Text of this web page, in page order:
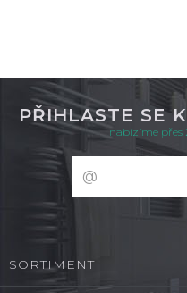
PŘIHLASTE SE
nabízíme
SORTIMENT